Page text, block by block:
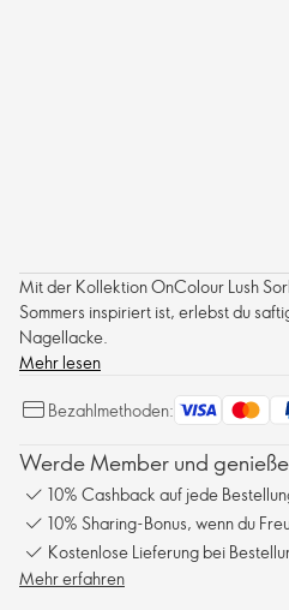
Mit der Kollektion OnColour Lush
Sommers inspiriert ist, erlebst du
Nagellacke.
Mehr lesen
Bezahlmethoden:
Werde Member und
10% Cashback auf jede
10% Sharing-Bonus, wenn du
Kostenlose Lieferung bei
Mehr erfahren